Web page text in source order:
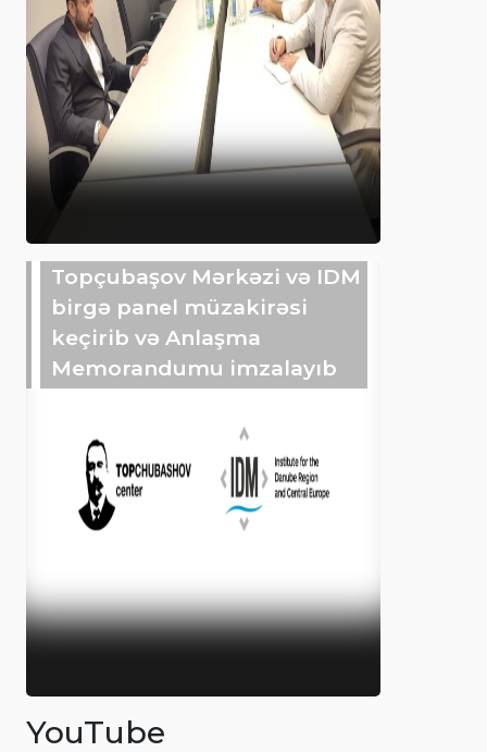
Topçubaşov Mərkəzi və IDM
birgə panel müzakirəsi
keçirib və Anlaşma
Memorandumu imzalayıb
YouTube